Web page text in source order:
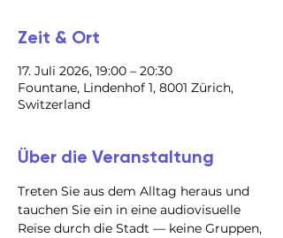
Zeit & Ort
17. Juli 2026, 19:00 – 20:30
Fountane, Lindenhof 1, 8001 Zürich,
Switzerland
Über die Veranstaltung
Treten Sie aus dem Alltag heraus und
tauchen Sie ein in eine audiovisuelle
Reise durch die Stadt — keine Gruppen,